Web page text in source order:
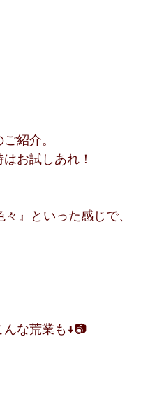
紹介。
お試しあれ！
』といった感じで、
んな荒業も↓📷